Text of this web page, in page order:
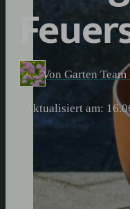
Von Garten Team
Aktualisiert am: